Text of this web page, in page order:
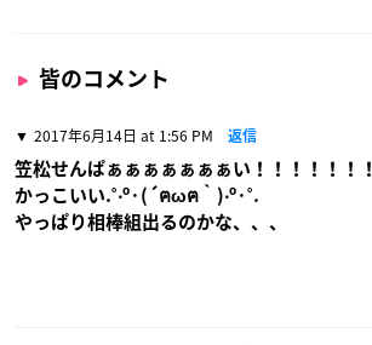
皆のコメント
2017年6月14日 at 1:56 PM 返信
笠松せんぱぁぁぁぁぁぁぁい！！！！！！！
かっこいい.˚‧º·(´ฅωฅ｀)‧º·˚.
やっぱり相棒組出るのかな、、、